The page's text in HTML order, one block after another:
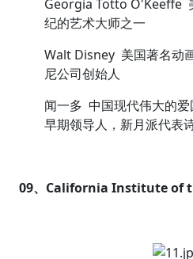
Georgia Totto O'Keeffe
纪的艺术大师之一
Walt Disney 美国著名动
尼公司创始人
闻一多 中国现代伟大的
早期领导人，新月派代表
09、California Institute of